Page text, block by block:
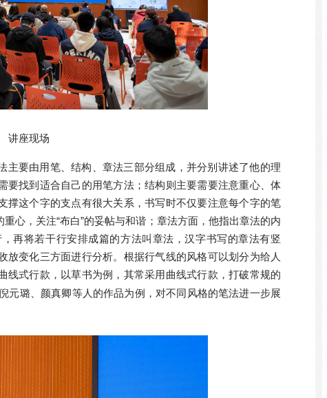
讲座现场
主要由用笔、结构、章法三部分组成，并分别讲述了他的理
要找到适合自己的用笔方法；结构则主要需要注意重心、体
撑这个字的支点有很大关系，书写时不仅要注意每个字的笔
心，关注“布白”的妥帖与和谐；章法方面，他指出章法的内
再将若干行安排成篇的方法叫章法，汉字书写的章法有竖
变化三方面进行分析。根据行气线的风格可以划分为给人
线式行款，以草书为例，其常采用曲线式行款，打破常规的
元璐、颜真卿等人的作品为例，对不同风格的笔法进一步展